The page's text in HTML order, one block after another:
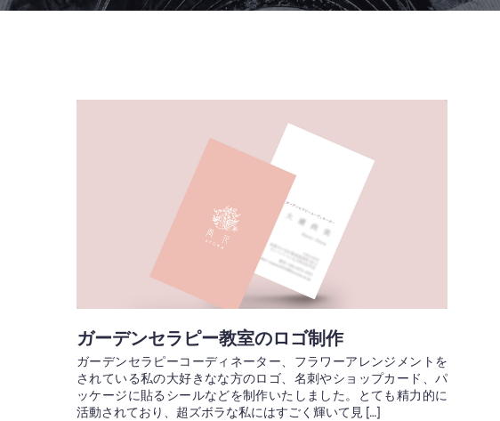
ガーデンセラピー教室のロゴ制作
ガーデンセラピーコーディネーター、フラワーアレンジメントを
されている私の大好きなな方のロゴ、名刺やショップカード、パ
ッケージに貼るシールなどを制作いたしました。とても精力的に
活動されており、超ズボラな私にはすごく輝いて見 […]